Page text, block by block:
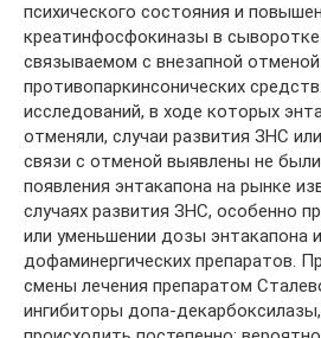
психического состояния и
креатинфосфокиназы в
связываемом с внезапной отменой
противопаркинсонических
исследований, в ходе которых
отменяли, случаи развития ЗНС
связи с отменой выявлены не
появления энтакапона на рынке
случаях развития ЗНС, особенно
или уменьшении дозы энтакапона
дофаминергических препаратов.
смены лечения препаратом
ингибиторы допа-